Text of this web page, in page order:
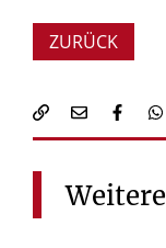
ZURÜCK
Weitere